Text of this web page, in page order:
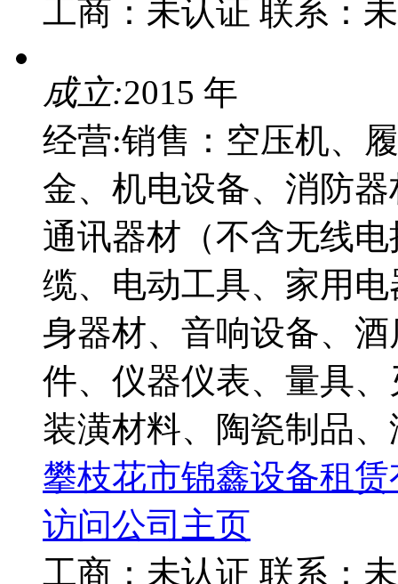
工商： 未认证 联系：
成立:2015 年
经营:销售：空压机、
金、机电设备、消防
通讯器材（不含无线
缆、电动工具、家用
身器材、音响设备、
件、仪器仪表、量具
装潢材料、陶瓷制品
攀枝花市锦鑫设备租
访问公司主页
工商： 未认证 联系：